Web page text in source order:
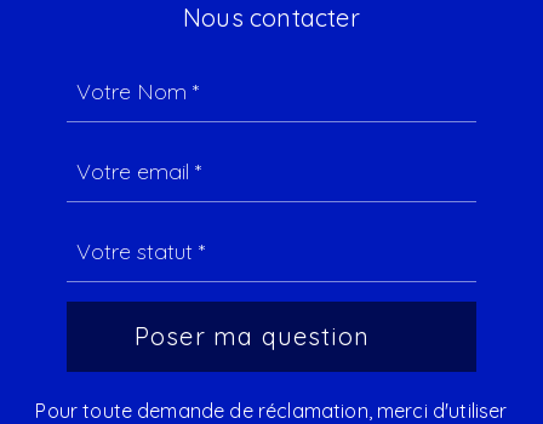
Nous contacter
Pour toute demande de réclamation, merci d'utiliser